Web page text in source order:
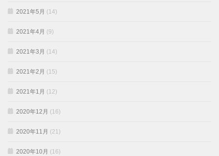
2021年5月 (14)
2021年4月 (9)
2021年3月 (14)
2021年2月 (15)
2021年1月 (12)
2020年12月 (16)
2020年11月 (21)
2020年10月 (16)